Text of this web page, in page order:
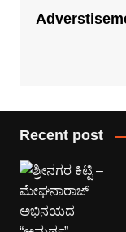
Recent post